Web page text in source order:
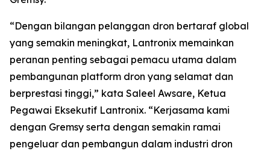
“Dengan bilangan pelanggan dron bertaraf global
yang semakin meningkat, Lantronix memainkan
peranan penting sebagai pemacu utama dalam
pembangunan platform dron yang selamat dan
berprestasi tinggi,” kata Saleel Awsare, Ketua
Pegawai Eksekutif Lantronix. “Kerjasama kami
dengan Gremsy serta dengan semakin ramai
pengeluar dan pembangun dalam industri dron